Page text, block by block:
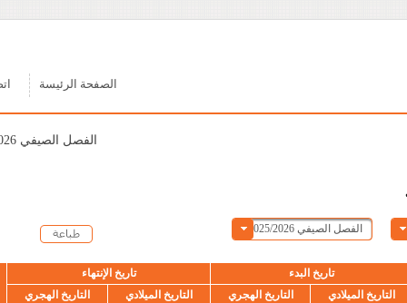
اتصل بنا
الحالة
التاريخ الهجري
التاريخ الميلادي
التاريخ الهجري